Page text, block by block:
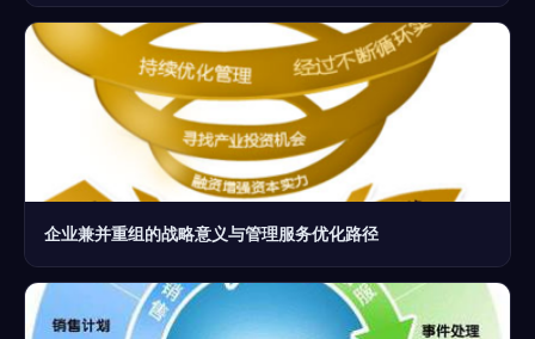
企业兼并重组的战略意义与管理服务优化路径